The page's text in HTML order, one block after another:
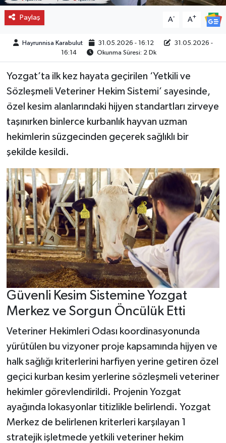
Paylaş A- A+
Hayrunnisa Karabulut 31.05.2026 - 16:12
31.05.2026 -
16:14
Okunma Süresi: 2 Dk
Yozgat’ta ilk kez hayata geçirilen ‘Yetkili ve
Sözleşmeli Veteriner Hekim Sistemi’ sayesinde,
özel kesim alanlarındaki hijyen standartları zirveye
taşınırken binlerce kurbanlık hayvan uzman
hekimlerin süzgecinden geçerek sağlıklı bir
şekilde kesildi.
Güvenli Kesim Sistemine Yozgat
Merkez ve Sorgun Öncülük Etti
Veteriner Hekimleri Odası koordinasyonunda
yürütülen bu vizyoner proje kapsamında hijyen ve
halk sağlığı kriterlerini harfiyen yerine getiren özel
geçici kurban kesim yerlerine sözleşmeli veteriner
hekimler görevlendirildi. Projenin Yozgat
ayağında lokasyonlar titizlikle belirlendi. Yozgat
Merkez de belirlenen kriterleri karşılayan 1
stratejik işletmede yetkili veteriner hekim